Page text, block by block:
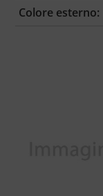
Colore esterno: